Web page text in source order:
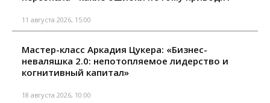
11 августа 2026, 15:00
Мастер-класс Аркадия Цукера: «Бизнес-
неваляшка 2.0: непотопляемое лидерство и
когнитивный капитал»
18 августа 2026, 10:00